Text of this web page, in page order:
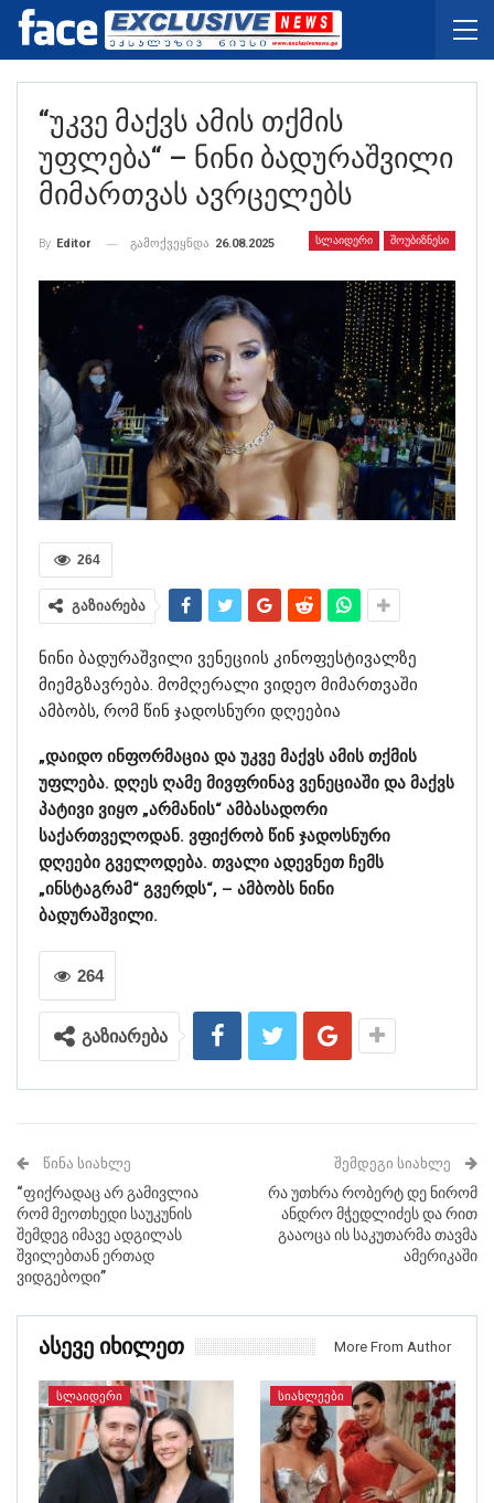
“უკვე Მაქვს Ამის Თქმის
Უფლება“ – Ნინი Ბადურაშვილი
Მიმართვას Ავრცელებს
ᲡᲚᲐᲘᲓᲔᲠᲘ ᲨᲝᲣᲑᲘᲖᲜᲔᲡᲘ
By Editor გამოქვეყნდა 26.08.2025
264
გაზიარება
ნინი ბადურაშვილი ვენეციის კინოფესტივალზე
მიემგზავრება. მომღერალი ვიდეო მიმართვაში
ამბობს, რომ წინ ჯადოსნური დღეებია
„დაიდო ინფორმაცია და უკვე მაქვს ამის თქმის
უფლება. დღეს ღამე მივფრინავ ვენეციაში და მაქვს
პატივი ვიყო „არმანის“ ამბასადორი
საქართველოდან. ვფიქრობ წინ ჯადოსნური
დღეები გველოდება. თვალი ადევნეთ ჩემს
„ინსტაგრამ“ გვერდს“, – ამბობს ნინი
ბადურაშვილი.
264
გაზიარება
ᲬᲘᲜᲐ ᲡᲘᲐᲮᲚᲔ
“ფიქრადაც არ გამივლია
რომ მეოთხედი საუკუნის
შემდეგ იმავე ადგილას
შვილებთან ერთად
ვიდგებოდი”
ᲨᲔᲛᲓᲔᲒᲘ ᲡᲘᲐᲮᲚᲔ
რა უთხრა რობერტ დე ნირომ
ანდრო მჭედლიძეს და რით
გააოცა ის საკუთარმა თავმა
ამერიკაში
Ასევე Იხილეთ More From Author
ᲡᲚᲐᲘᲓᲔᲠᲘ ᲡᲘᲐᲮᲚᲔᲔᲑᲘ